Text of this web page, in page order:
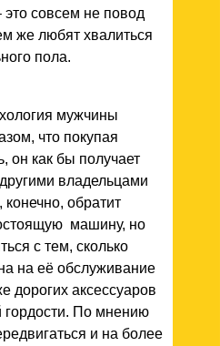
совсем не повод
же любят хвалиться
пола.
мужчины
что покупая
он как бы получает
владельцами
обратит
машину, но
с тем, сколько
на её обслуживание
дорогих аксессуаров
гордости. По мнению
и на более